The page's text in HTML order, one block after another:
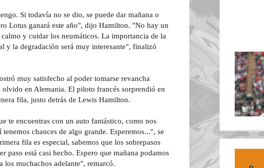
Si todavía no se dio, se puede dar mañana o
Lotus ganará este año", dijo Hamilton. "No hay un
y cuidar los neumáticos. La importancia de la
y la degradación será muy interesante", finalizó
muy satisfecho al poder tomarse revancha
olvido en Alemania. El piloto francés sorprendió en
fila, justo detrás de Lewis Hamilton.
te encuentras con un auto fantástico, como nos
chances de algo grande. Esperemos...", se
fila es especial, sabemos que los sobrepasos
paso está casi hecho. Espero que mañana podamos
los muchachos adelante", remarcó.